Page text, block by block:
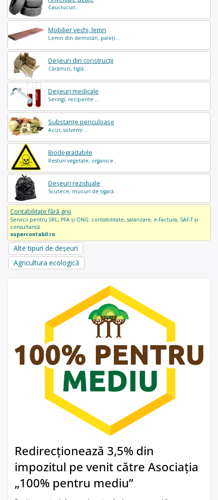
Cauciucuri...
Mobilier vechi, lemn
Lemn din demolări, paleți...
Deșeuri din construcții
Cărămizi, tiglă...
Deșeuri medicale
Seringi, recipente ...
Substanțe periculoase
Acizi, solvenți ...
Biodegradabile
Resturi vegetale, organice..
Deșeuri reziduale
Scutece, mucuri de țigară..
Contabilitate fără griji
Servicii pentru SRL, PFA și ONG: contabilitate, salarizare, e-Factura, SAF-T și
consultanță.
supercontabil.ro
Alte tipuri de deșeuri
Agricultura ecologică
Redirecționează 3,5% din
impozitul pe venit către Asociația
„100% pentru mediu”